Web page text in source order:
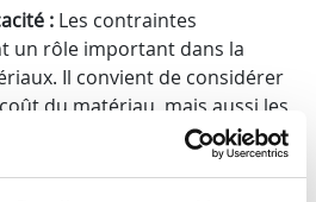
: Les contraintes
un rôle important dans la
Il convient de considérer
du matériau, mais aussi les
d’entretien associés. Choisir
coûteux peut être justifié par